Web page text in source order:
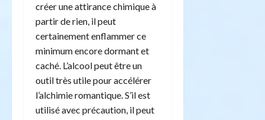
créer une attirance chimique à
partir de rien, il peut
certainement enflammer ce
minimum encore dormant et
caché. L’alcool peut être un
outil très utile pour accélérer
l’alchimie romantique. S’il est
utilisé avec précaution, il peut